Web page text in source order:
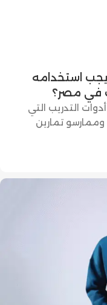
يجب استخدامه
في مصر؟
التدريب التي
تمارين